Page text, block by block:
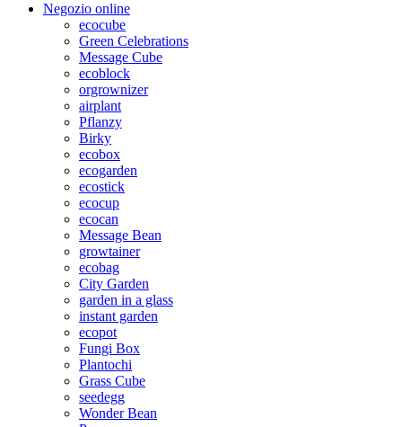
Negozio online
ecocube
Green Celebrations
Message Cube
ecoblock
orgrownizer
airplant
Pflanzy
Birky
ecobox
ecogarden
ecostick
ecocup
ecocan
Message Bean
growtainer
ecobag
City Garden
garden in a glass
instant garden
ecopot
Fungi Box
Plantochi
Grass Cube
seedegg
Wonder Bean